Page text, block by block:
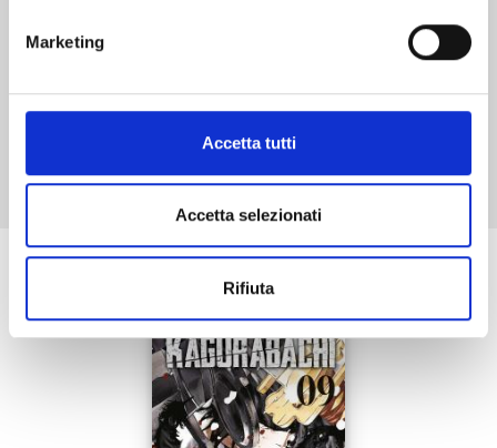
Marketing
Accetta tutti
Accetta selezionati
Rifiuta
Mostra tutto
Se ti è piaciuto prova anche: